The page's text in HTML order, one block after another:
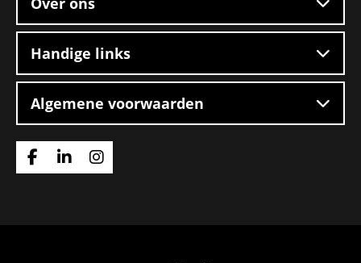
Handige links
Algemene voorwaarden
Ga
Ga
Ga